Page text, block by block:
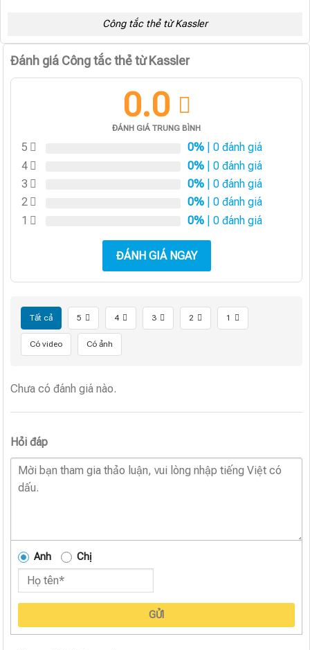
Công tắc thẻ từ Kassler
Đánh giá Công tắc thẻ từ Kassler
0.0
ĐÁNH GIÁ TRUNG BÌNH
5 0% | 0 đánh giá
4
0% | 0 đánh giá
3
0% | 0 đánh giá
2
0% | 0 đánh giá
1
0% | 0 đánh giá
ĐÁNH GIÁ NGAY
Tất cả 5 4 3 2 1
Có video Có ảnh
Chưa có đánh giá nào.
Hỏi đáp
Anh Chị
GỬI